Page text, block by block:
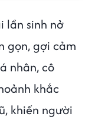
lần sinh nở
gọn, gợi cảm
nhân, cô
khắc
khiến người